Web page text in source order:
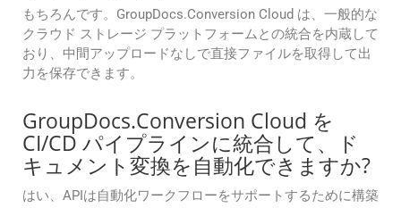
もちろんです。GroupDocs.Conversion Cloud は、一般的な
クラウド ストレージ プラットフォームとの統合を内蔵して
おり、中間アップロードなしで直接ファイルを取得して出
力を保存できます。
GroupDocs.Conversion Cloud を
CI/CD パイプラインに統合して、ド
キュメント変換を自動化できますか?
はい、APIは自動化ワークフローをサポートするために構築